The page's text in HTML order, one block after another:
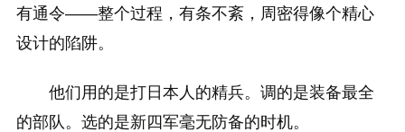
有通令——整个过程，有条不紊，周密得像个精心
设计的陷阱。
他们用的是打日本人的精兵。调的是装备最全
的部队。选的是新四军毫无防备的时机。